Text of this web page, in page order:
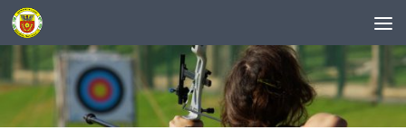
Unter dem Inhalt